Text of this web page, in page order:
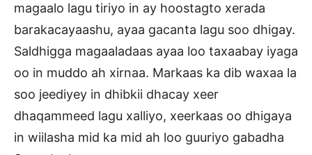
magaalo lagu tiriyo in ay hoostagto xerada
barakacayaashu, ayaa gacanta lagu soo dhigay.
Saldhigga magaaladaas ayaa loo taxaabay iyaga
oo in muddo ah xirnaa. Markaas ka dib waxaa la
soo jeediyey in dhibkii dhacay xeer
dhaqammeed lagu xalliyo, xeerkaas oo dhigaya
in wiilasha mid ka mid ah loo guuriyo gabadha